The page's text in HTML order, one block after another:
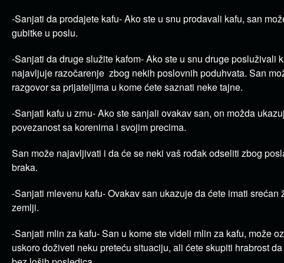
-Sanjati da prodajete kafu- Ako ste u snu prodavali kafu, san
gubitke u poslu.
-Sanjati da druge služite kafom- Ako ste u snu druge posluživali
najavljuje razočarenje zbog nekih poslovnih poduhvata. San
razgovor sa prijateljima u kome ćete saznati neke tajne.
-Sanjati kafu u zrnu- Ako ste sanjali ovakav san, on možda
povezanost sa korenima i svojim precima.
San može najavljivati i da će se neki vaš rođak odseliti zbog
braka.
-Sanjati mlevenu kafu- Ovakav san ukazuje da ćete imati srećan
zemlji.
-Sanjati mlin za kafu- San u kome ste videli mlin za kafu, može
uskoro doživeti neku preteću situaciju, ali ćete skupiti hrabrost